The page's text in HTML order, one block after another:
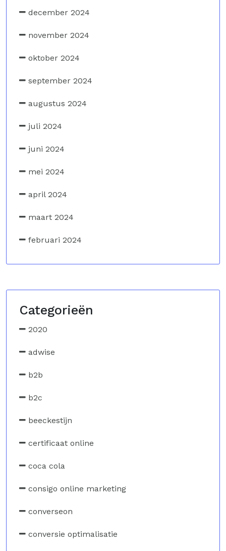
december 2024
november 2024
oktober 2024
september 2024
augustus 2024
juli 2024
juni 2024
mei 2024
april 2024
maart 2024
februari 2024
Categorieën
2020
adwise
b2b
b2c
beeckestijn
certificaat online
coca cola
consigo online marketing
converseon
conversie optimalisatie